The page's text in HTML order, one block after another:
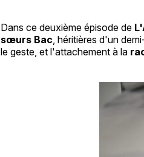
Dans ce deuxième épisode de
sœurs Bac, héritières d'un
le geste, et l'attachement à la